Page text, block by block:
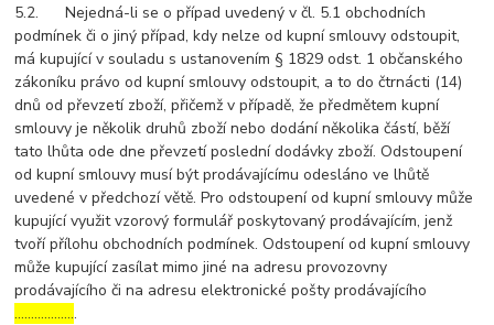
5.2. Nejedná-li se o případ uvedený v čl. 5.1 obchodních
podmínek či o jiný případ, kdy nelze od kupní smlouvy odstoupit,
má kupující v souladu s ustanovením § 1829 odst. 1 občanského
zákoníku právo od kupní smlouvy odstoupit, a to do čtrnácti (14)
dnů od převzetí zboží, přičemž v případě, že předmětem kupní
smlouvy je několik druhů zboží nebo dodání několika částí, běží
tato lhůta ode dne převzetí poslední dodávky zboží. Odstoupení
od kupní smlouvy musí být prodávajícímu odesláno ve lhůtě
uvedené v předchozí větě. Pro odstoupení od kupní smlouvy může
kupující využit vzorový formulář poskytovaný prodávajícím, jenž
tvoří přílohu obchodních podmínek. Odstoupení od kupní smlouvy
může kupující zasílat mimo jiné na adresu provozovny
prodávajícího či na adresu elektronické pošty prodávajícího
……………….